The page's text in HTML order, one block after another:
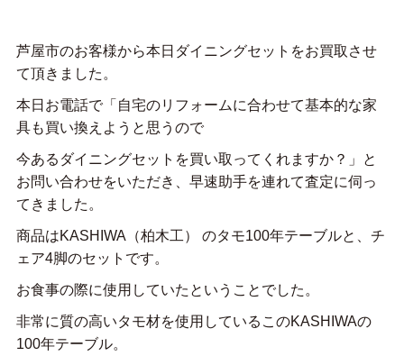
芦屋市のお客様から本日ダイニングセットをお買取させ
て頂きました。
本日お電話で「自宅のリフォームに合わせて基本的な家
具も買い換えようと思うので
今あるダイニングセットを買い取ってくれますか？」と
お問い合わせをいただき、早速助手を連れて査定に伺っ
てきました。
商品はKASHIWA（柏木工） のタモ100年テーブルと、チ
ェア4脚のセットです。
お食事の際に使用していたということでした。
非常に質の高いタモ材を使用しているこのKASHIWAの
100年テーブル。